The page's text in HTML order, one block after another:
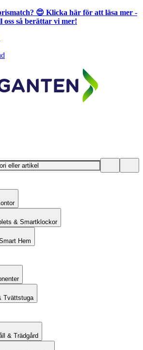
😍 Klicka här för att läsa mer -
så berättar vi mer!
& Smartklockor
Hem
Tvättstuga
& Trädgård